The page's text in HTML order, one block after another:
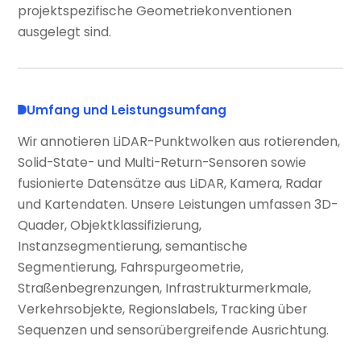
projektspezifische Geometriekonventionen
ausgelegt sind.
Umfang und Leistungsumfang
Wir annotieren LiDAR-Punktwolken aus rotierenden,
Solid-State- und Multi-Return-Sensoren sowie
fusionierte Datensätze aus LiDAR, Kamera, Radar
und Kartendaten. Unsere Leistungen umfassen 3D-
Quader, Objektklassifizierung,
Instanzsegmentierung, semantische
Segmentierung, Fahrspurgeometrie,
Straßenbegrenzungen, Infrastrukturmerkmale,
Verkehrsobjekte, Regionslabels, Tracking über
Sequenzen und sensorübergreifende Ausrichtung.